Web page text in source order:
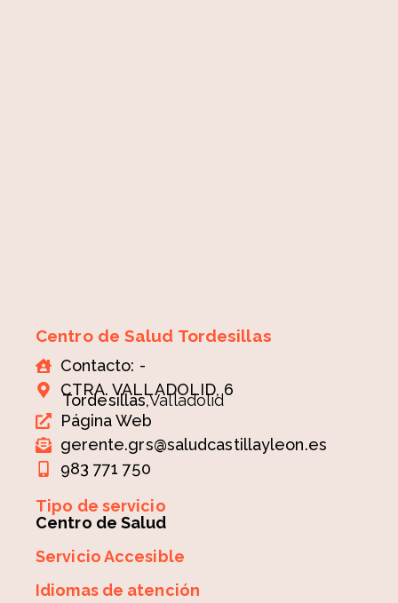
Centro de Salud Tordesillas
Contacto: -
CTRA. VALLADOLID, 6
Tordesillas,Valladolid
Página Web
gerente.grs@saludcastillayleon.es
983 771 750
Tipo de servicio
Centro de Salud
Servicio Accesible
Idiomas de atención